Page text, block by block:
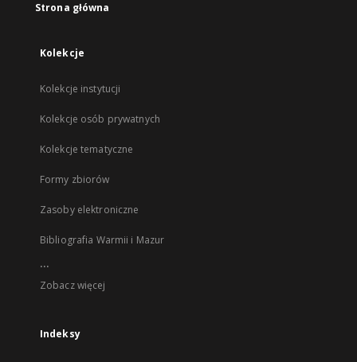
Strona główna
Kolekcje
Kolekcje instytucji
Kolekcje osób prywatnych
Kolekcje tematyczne
Formy zbiorów
Zasoby elektroniczne
Bibliografia Warmii i Mazur
...
Zobacz więcej
Indeksy